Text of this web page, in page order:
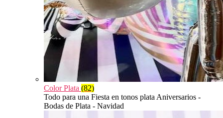
Color Plata (82)
Todo para una Fiesta en tonos plata Aniversarios -
Bodas de Plata - Navidad